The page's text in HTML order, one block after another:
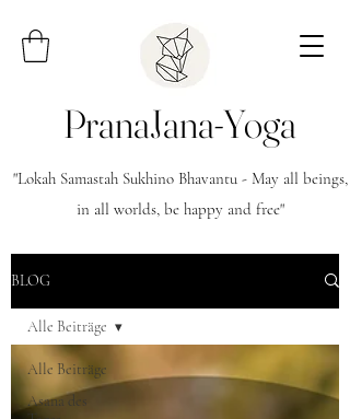
PranaJana-Yoga
"Lokah Samastah Sukhino Bhavantu - May all beings,
in all worlds, be happy and free"
BLOG
Alle Beiträge
Asana des
Alle Beiträge